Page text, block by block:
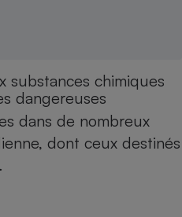
substances chimiques
dangereuses
dans de nombreux
dont ceux destinés